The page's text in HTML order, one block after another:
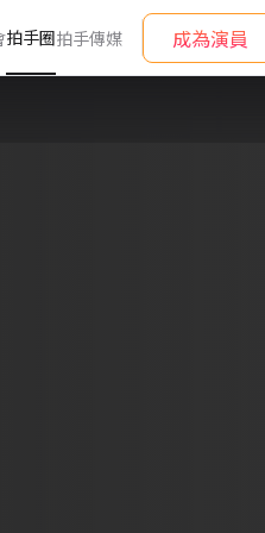
拍手圈拍手傳媒 成為演員